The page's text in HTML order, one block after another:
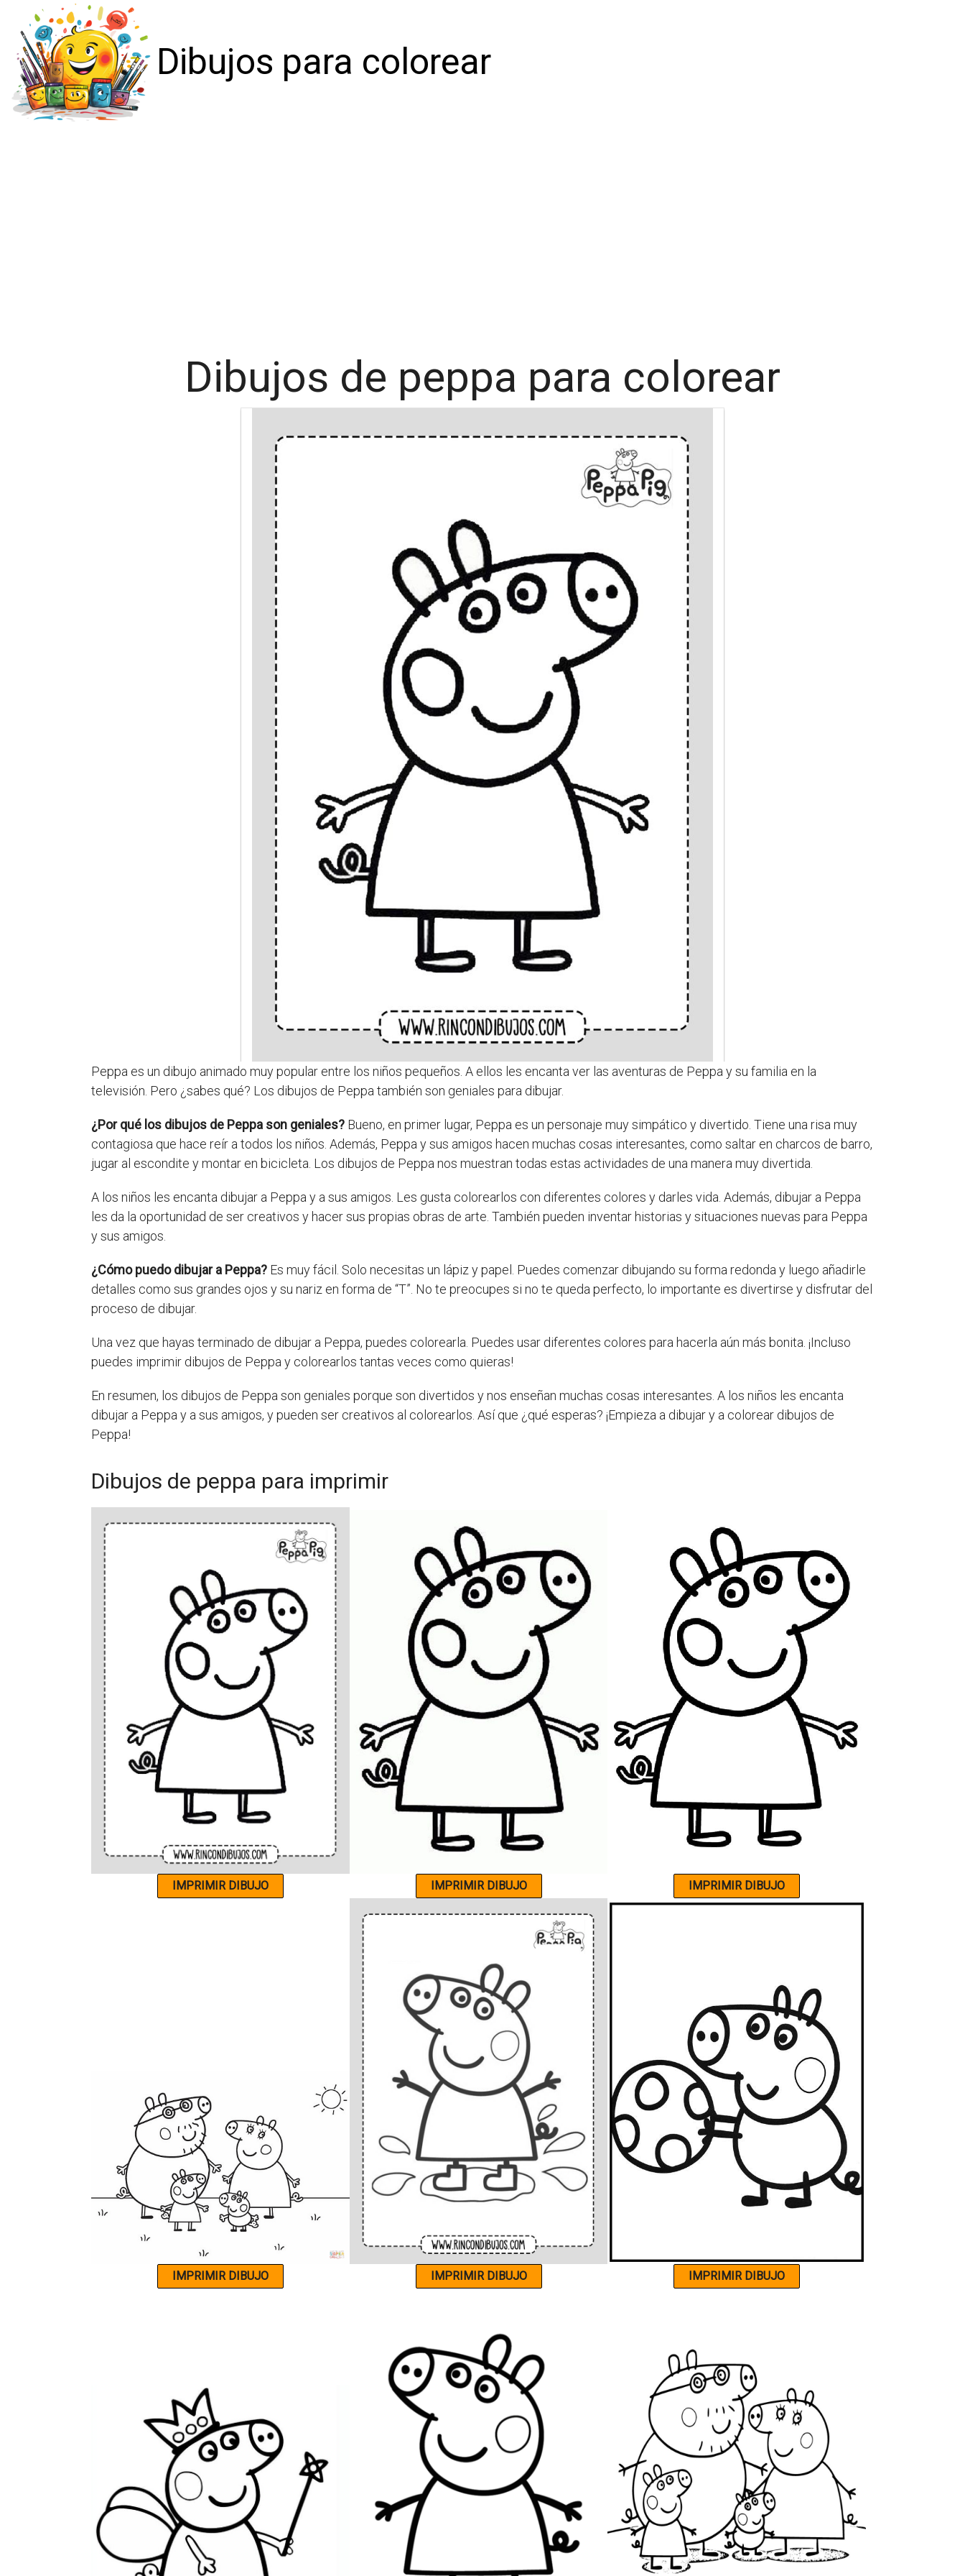
Dibujos para colorear
Dibujos de peppa para colorear
Peppa es un dibujo animado muy popular entre los niños pequeños. A ellos les encanta ver las aventuras de Peppa y su familia en la
televisión. Pero ¿sabes qué? Los dibujos de Peppa también son geniales para dibujar.
¿Por qué los dibujos de Peppa son geniales? Bueno, en primer lugar, Peppa es un personaje muy simpático y divertido. Tiene una risa muy
contagiosa que hace reír a todos los niños. Además, Peppa y sus amigos hacen muchas cosas interesantes, como saltar en charcos de barro,
jugar al escondite y montar en bicicleta. Los dibujos de Peppa nos muestran todas estas actividades de una manera muy divertida.
A los niños les encanta dibujar a Peppa y a sus amigos. Les gusta colorearlos con diferentes colores y darles vida. Además, dibujar a Peppa
les da la oportunidad de ser creativos y hacer sus propias obras de arte. También pueden inventar historias y situaciones nuevas para Peppa
y sus amigos.
¿Cómo puedo dibujar a Peppa? Es muy fácil. Solo necesitas un lápiz y papel. Puedes comenzar dibujando su forma redonda y luego añadirle
detalles como sus grandes ojos y su nariz en forma de “T”. No te preocupes si no te queda perfecto, lo importante es divertirse y disfrutar del
proceso de dibujar.
Una vez que hayas terminado de dibujar a Peppa, puedes colorearla. Puedes usar diferentes colores para hacerla aún más bonita. ¡Incluso
puedes imprimir dibujos de Peppa y colorearlos tantas veces como quieras!
En resumen, los dibujos de Peppa son geniales porque son divertidos y nos enseñan muchas cosas interesantes. A los niños les encanta
dibujar a Peppa y a sus amigos, y pueden ser creativos al colorearlos. Así que ¿qué esperas? ¡Empieza a dibujar y a colorear dibujos de
Peppa!
Dibujos de peppa para imprimir